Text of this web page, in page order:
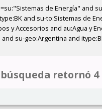
de Energía" and
and su-to:Sistemas de
y Accesorios and au:Agua y
su-geo:Argentina and
búsqueda retornó